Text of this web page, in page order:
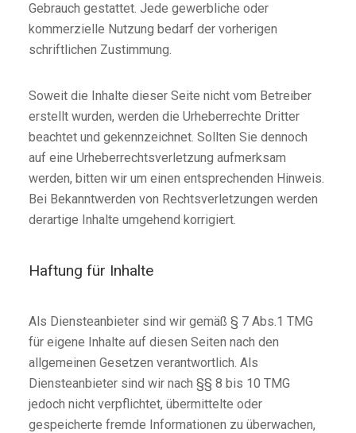
Gebrauch gestattet. Jede gewerbliche oder
kommerzielle Nutzung bedarf der vorherigen
schriftlichen Zustimmung.
Soweit die Inhalte dieser Seite nicht vom Betreiber
erstellt wurden, werden die Urheberrechte Dritter
beachtet und gekennzeichnet. Sollten Sie dennoch
auf eine Urheberrechtsverletzung aufmerksam
werden, bitten wir um einen entsprechenden Hinweis.
Bei Bekanntwerden von Rechtsverletzungen werden
derartige Inhalte umgehend korrigiert.
Haftung für Inhalte
Als Diensteanbieter sind wir gemäß § 7 Abs.1 TMG
für eigene Inhalte auf diesen Seiten nach den
allgemeinen Gesetzen verantwortlich. Als
Diensteanbieter sind wir nach §§ 8 bis 10 TMG
jedoch nicht verpflichtet, übermittelte oder
gespeicherte fremde Informationen zu überwachen,